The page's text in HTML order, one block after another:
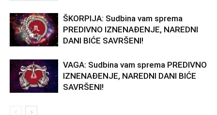
ŠKORPIJA: Sudbina vam sprema
PREDIVNO IZNENAĐENJE, NAREDNI
DANI BIĆE SAVRŠENI!
VAGA: Sudbina vam sprema PREDIVNO
IZNENAĐENJE, NAREDNI DANI BIĆE
SAVRŠENI!